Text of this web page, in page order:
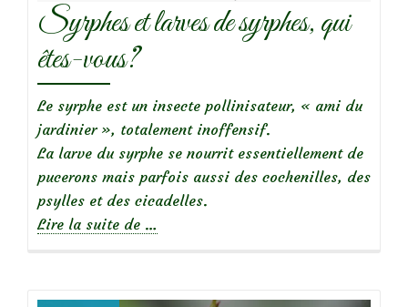
Syrphes et larves de syrphes, qui
êtes-vous?
Le syrphe est un insecte pollinisateur, « ami du
jardinier », totalement inoffensif.
La larve du syrphe se nourrit essentiellement de
pucerons mais parfois aussi des cochenilles, des
psylles et des cicadelles.
Lire la suite de …